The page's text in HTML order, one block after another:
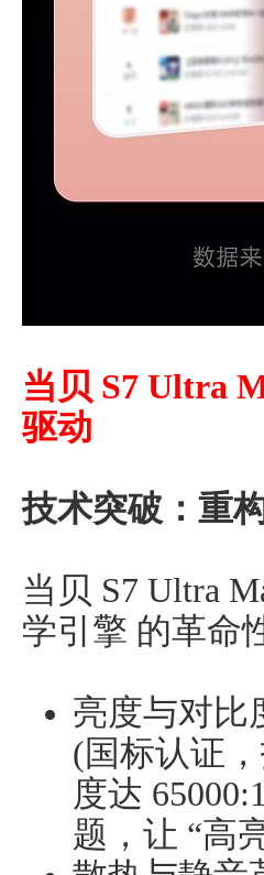
当贝 S7 Ultra
驱动
技术突破：重
当贝 S7 Ultra
学引擎 的革命
亮度与对比
(国标认证
度达
题，让 “高